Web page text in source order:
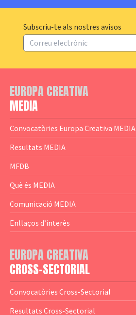
Subscriu-te als nostres avisos
EUROPA CREATIVA
MEDIA
Convocatòries Europa Creativa MEDIA
— Content Cluster
— Business Cluster
— Audience Cluster
— Altres
Resultats MEDIA
MFDB
Què és MEDIA
— El subprograma MEDIA
— Agència Executiva
— Logotips
Comunicació MEDIA
— Estrenes a Catalunya
— Notícies
— Publicacions
— Guies MEDIA
Enllaços d’interès
EUROPA CREATIVA
CROSS-SECTORIAL
Convocatòries Cross-Sectorial
Resultats Cross-Sectorial